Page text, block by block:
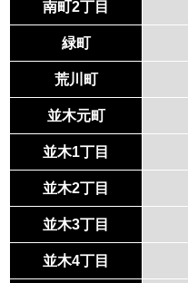
南町2丁目
緑町
荒川町
並木元町
並木1丁目
並木2丁目
並木3丁目
並木4丁目